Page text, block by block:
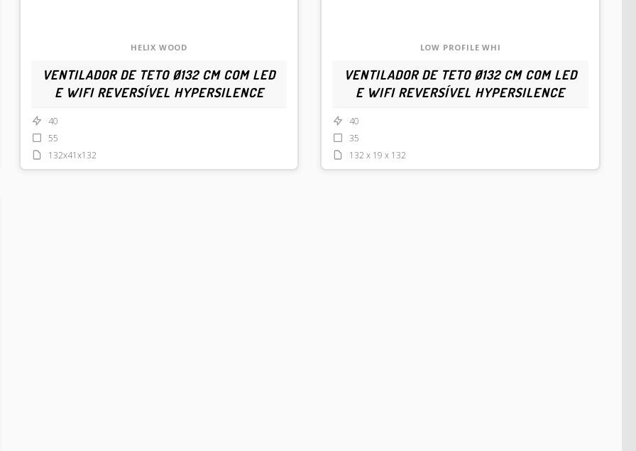
HELIX WOOD
VENTILADOR DE TETO Ø132 CM COM LED
E WIFI REVERSÍVEL HYPERSILENCE
40
55
132x41x132
LOW PROFILE WHI
VENTILADOR DE TETO Ø132 CM COM LED
E WIFI REVERSÍVEL HYPERSILENCE
40
35
132 x 19 x 132